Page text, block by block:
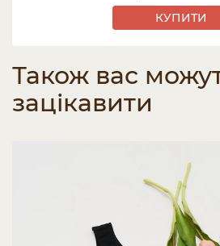
КУПИТИ
Також вас
зацікавити